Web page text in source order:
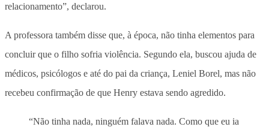
relacionamento”, declarou.
A professora também disse que, à época, não tinha elementos para
concluir que o filho sofria violência. Segundo ela, buscou ajuda de
médicos, psicólogos e até do pai da criança, Leniel Borel, mas não
recebeu confirmação de que Henry estava sendo agredido.
“Não tinha nada, ninguém falava nada. Como que eu ia